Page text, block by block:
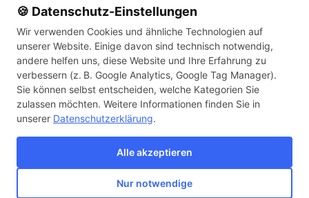
🍪 Datenschutz-Einstellungen
Wir verwenden Cookies und ähnliche Technologien auf
unserer Website. Einige davon sind technisch notwendig,
andere helfen uns, diese Website und Ihre Erfahrung zu
verbessern (z. B. Google Analytics, Google Tag Manager).
Sie können selbst entscheiden, welche Kategorien Sie
zulassen möchten. Weitere Informationen finden Sie in
unserer Datenschutzerklärung.
Alle akzeptieren
Nur notwendige
BMW
Z3
Roadster
1996/11-
2000/05
ccm,
142
KW,
193
PS
BMW
Roadster
2000/05